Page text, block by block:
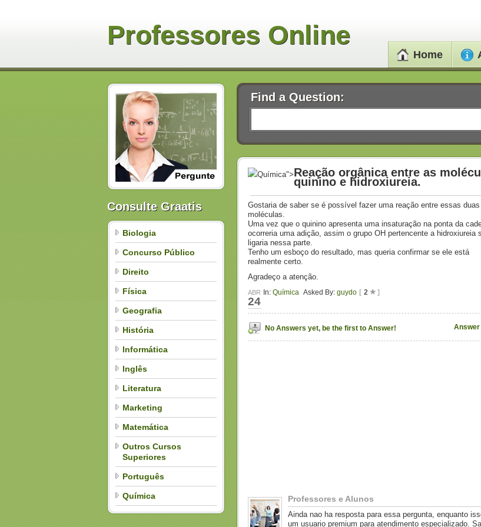
Home
Professores Online
Consulte Graatis
Biologia
Concurso Público
Direito
Física
Geografia
História
Informática
Inglês
Literatura
Marketing
Matemática
Outros Cursos
Superiores
Português
Química
Find a Question:
Química">Reação orgânica entre as
quinino e hidroxiureia.
Gostaria de saber se é possível fazer uma reação entre essas duas
moléculas.
Uma vez que o quinino apresenta uma insaturação na ponta da
ocorreria uma adição, assim o grupo OH pertencente a hidroxiureia
ligaria nessa parte.
Tenho um esboço do resultado, mas queria confirmar se ele está
realmente certo.
Agradeço a atenção.
In: Química Asked By: guydo [ 2 ]
ABR
24
Answer
No Answers yet, be the first to Answer!
Professores e Alunos
Ainda nao ha resposta para essa pergunta, enquanto
um usuario premium para atendimento especializado.